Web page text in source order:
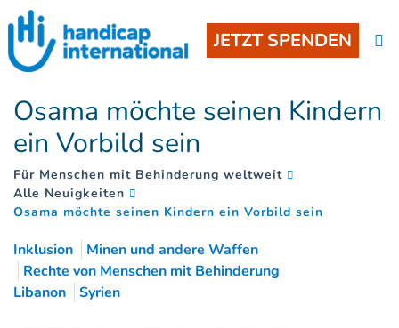
JETZT SPENDEN
Osama möchte seinen Kindern
ein Vorbild sein
Für Menschen mit Behinderung weltweit
Alle Neuigkeiten
Osama möchte seinen Kindern ein Vorbild sein
Inklusion
Minen und andere Waffen
Rechte von Menschen mit Behinderung
Libanon
Syrien